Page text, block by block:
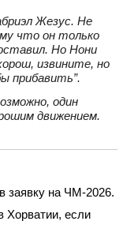
Жезус. Не
что он только
Но Нони
извините, но
прибавить”.
один
движением.
заявку на ЧМ‑2026.
Хорватии, если